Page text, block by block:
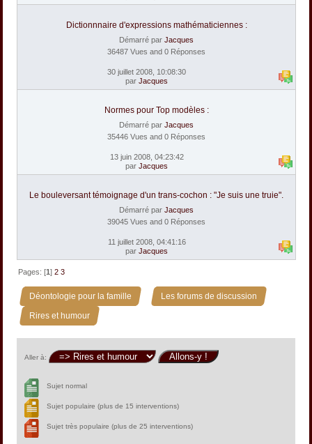
Dictionnnaire d'expressions mathématiciennes :
Démarré par Jacques
36487 Vues and 0 Réponses
30 juillet 2008, 10:08:30
par Jacques
Normes pour Top modèles :
Démarré par Jacques
35446 Vues and 0 Réponses
13 juin 2008, 04:23:42
par Jacques
Le bouleversant témoignage d'un trans-cochon : "Je suis une truie".
Démarré par Jacques
39045 Vues and 0 Réponses
11 juillet 2008, 04:41:16
par Jacques
Pages: [1]2 3
Déontologie pour la famille » Les forums de discussion »
Rires et humour
Aller à:
Sujet normal
Sujet populaire (plus de 15 interventions)
Sujet très populaire (plus de 25 interventions)